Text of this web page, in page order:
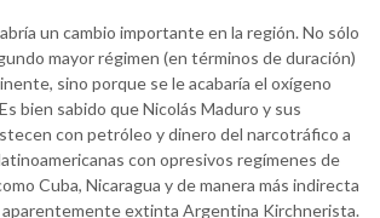
un cambio importante en la región. No sólo
mayor régimen (en términos de duración)
sino porque se le acabaría el oxígeno
bien sabido que Nicolás Maduro y sus
con petróleo y dinero del narcotráfico a
con opresivos regímenes de
Cuba, Nicaragua y de manera más indirecta
aparentemente extinta Argentina Kirchnerista.